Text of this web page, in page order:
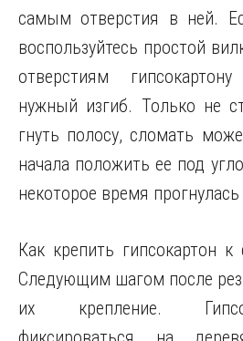
самым отверстия в ней.
воспользуйтесь простой
отверстиям
нужный изгиб. Только не
гнуть полосу, сломать
начала положить ее под
некоторое время
Как крепить гипсокартон к
Следующим шагом после
их крепление.